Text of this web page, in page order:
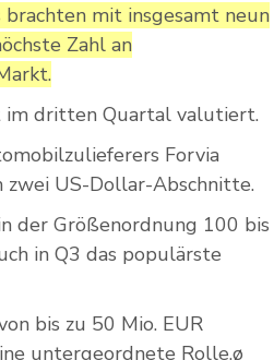
brachten mit insgesamt neun
Zahl an
im dritten Quartal valutiert.
Forvia
zwei US-Dollar-Abschnitte.
der Größenordnung 100 bis
in Q3 das populärste
bis zu 50 Mio. EUR
untergeordnete Rolle.ø